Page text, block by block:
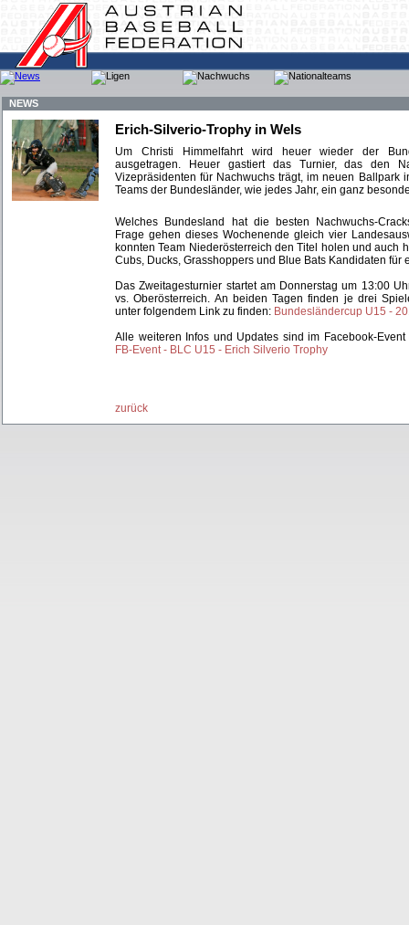
NEWS
Erich-Silverio-Trophy in Wels
Um Christi Himmelfahrt wird heuer wieder der
ausgetragen. Heuer gastiert das Turnier, das den
Vizepräsidenten für Nachwuchs trägt, im neuen Ballpark
Teams der Bundesländer, wie jedes Jahr, ein ganz
Welches Bundesland hat die besten Nachwuchs-
Frage gehen dieses Wochenende gleich vier
konnten Team Niederösterreich den Titel holen und auch
Cubs, Ducks, Grasshoppers und Blue Bats Kandidaten für
Das Zweitagesturnier startet am Donnerstag um 13:00
vs. Oberösterreich. An beiden Tagen finden je drei
unter folgendem Link zu finden: Bundesländercup U15 -
Alle weiteren Infos und Updates sind im Facebook-
FB-Event - BLC U15 - Erich Silverio Trophy
zurück